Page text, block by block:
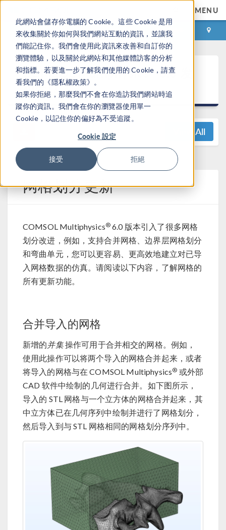
此網站會儲存你電腦的 Cookie。這些 Cookie 是用
來收集關於你如何與我們網站互動的資訊，並讓我
們能記住你。我們會使用此資訊來改善和自訂你的
瀏覽體驗，以及關於此網站和其他媒體訪客的分析
和指標。若要進一步了解我們使用的 Cookie，請查
看我們的《隱私權政策》。
如果你拒絕，那麼我們不會在你造訪我們網站時追
蹤你的資訊。我們會在你的瀏覽器使用單一
Cookie，以記住你的偏好為不受追蹤。
Cookie 設定
接受 拒絕
MENU
登录 咨询与购买
COMSOL Multiphysics® 6.0 发
布亮点
View All
网格划分更新
COMSOL Multiphysics® 6.0 版本引入了很多网格
划分改进，例如，支持合并网格、边界层网格划分
和弯曲单元，您可以更容易、更高效地建立对已导
入网格数据的仿真。请阅读以下内容，了解网格的
所有更新功能。
合并导入的网格
新增的并集操作可用于合并相交的网格。例如，
使用此操作可以将两个导入的网格合并起来，或者
将导入的网格与在 COMSOL Multiphysics® 或外部
CAD 软件中绘制的几何进行合并。如下图所示，
导入的 STL 网格与一个立方体的网格合并起来，其
中立方体已在几何序列中绘制并进行了网格划分，
然后导入到与 STL 网格相同的网格划分序列中。